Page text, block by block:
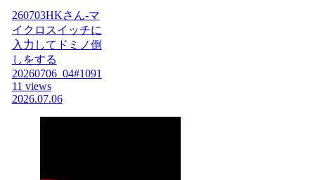
260703HKさん-マ
イクロスイッチに
入力してドミノ倒
しをする
20260706_04#1091
11 views
2026.07.06